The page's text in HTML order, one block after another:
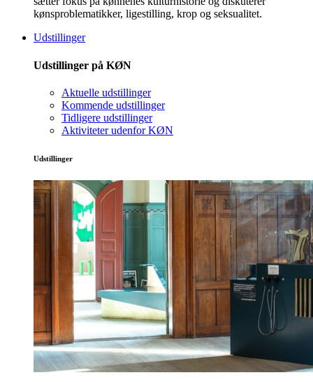
kønsproblematikker, ligestilling, krop og seksualitet.
Udstillinger
Udstillinger på KØN
Aktuelle udstillinger
Kommende udstillinger
Tidligere udstillinger
Aktiviteter udenfor KØN
Udstillinger